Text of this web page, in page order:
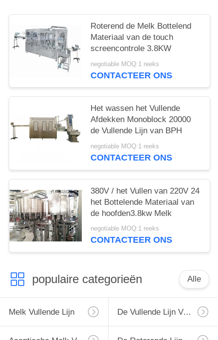
Roterend de Melk Bottelend
Materiaal van de touch
screencontrole 3.8KW
negotiable MOQ:1 reeks
CONTACTEER ONS
Het wassen het Vullende
Afdekken Monoblock 20000
de Vullende Lijn van BPH
negotiable MOQ:1 reeks
CONTACTEER ONS
380V / het Vullen van 220V 24
het Bottelende Materiaal van
de hoofden3.8kw Melk
negotiable MOQ:1 reeks
CONTACTEER ONS
populaire categorieën Alle
Melk Vullende Lijn De Vullende Lijn Van De Monoblockmelk